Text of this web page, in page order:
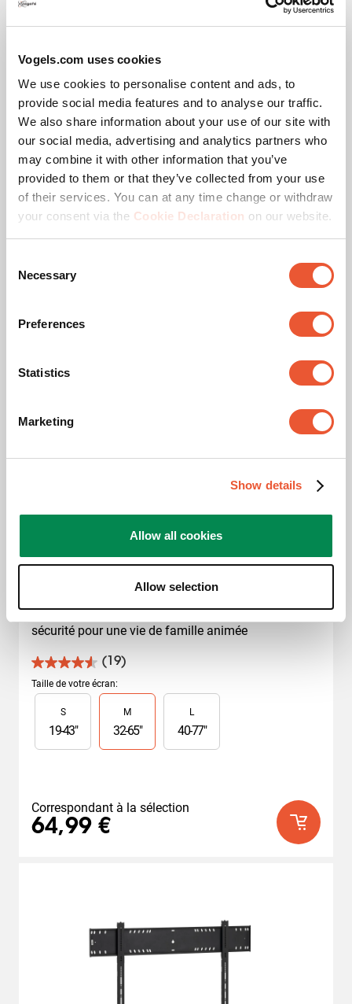
Vogels.com uses cookies
We use cookies to personalise content and ads, to
provide social media features and to analyse our traffic.
We also share information about your use of our site with
our social media, advertising and analytics partners who
may combine it with other information that you’ve
provided to them or that they’ve collected from your use
of their services. You can at any time change or withdraw
your consent via the Cookie Declaration on our website.
Selection
Necessary
Preferences
Statistics
Marketing
Show details
Allow all cookies
Allow selection
(4)
3.0
sur
5
étoiles.
4
Taille de votre écran:
Slide 1 of 2
M
32-77"
L
40-110"
79,99 €
Support TV Inclinable
Votre téléviseur au mur à l'angle parfait, en toute
sécurité pour une vie de famille animée
(19)
4.6
sur
5
étoiles.
avis
Taille de votre écran:
Slide 1 of 3
S
19-43"
M
32-65"
L
40-77"
Correspondant à la sélection
64,99 €